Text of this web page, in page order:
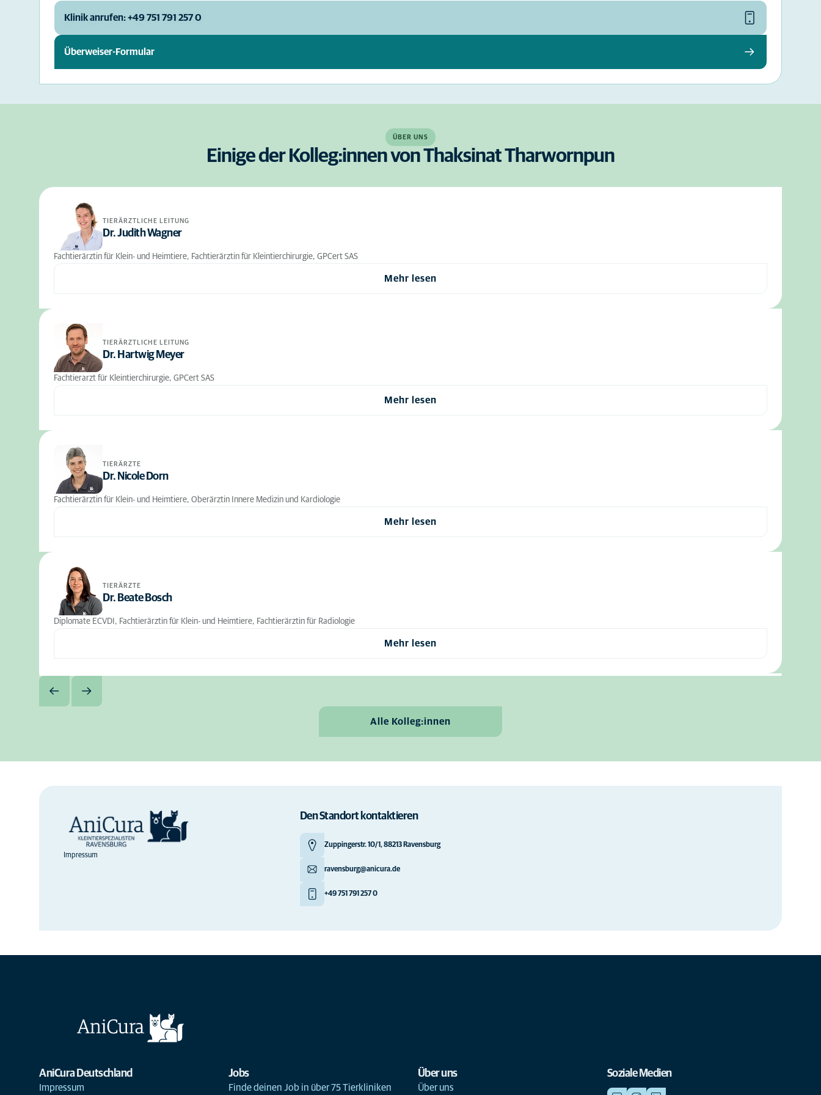
Klinik anrufen: +49 751 791 257 0
Überweiser-Formular
ÜBER UNS
Einige der Kolleg:innen von Thaksinat Tharwornpun
TIERÄRZTLICHE LEITUNG
Dr. Judith Wagner
Fachtierärztin für Klein- und Heimtiere, Fachtierärztin für Kleintierchirurgie, GPCert SAS
Mehr lesen
TIERÄRZTLICHE LEITUNG
Dr. Hartwig Meyer
Fachtierarzt für Kleintierchirurgie, GPCert SAS
Mehr lesen
TIERÄRZTE
Dr. Nicole Dorn
Fachtierärztin für Klein- und Heimtiere, Oberärztin Innere Medizin und Kardiologie
Mehr lesen
TIERÄRZTE
Dr. Beate Bosch
Diplomate ECVDI, Fachtierärztin für Klein- und Heimtiere, Fachtierärztin für Radiologie
Mehr lesen
Alle Kolleg:innen
Impressum
Den Standort kontaktieren
Zuppingerstr. 10/1, 88213 Ravensburg
ravensburg@anicura.de
+49 751 791 257 0
AniCura Deutschland
Impressum
Jobs
Finde deinen Job in über 75 Tierkliniken
Über uns
Über uns
Soziale Medien